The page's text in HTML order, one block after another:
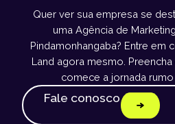
Quer ver sua empresa se
uma Agência de
Pindamonhangaba? Entre em
Land agora mesmo.
comece a jornada
Fale conosco